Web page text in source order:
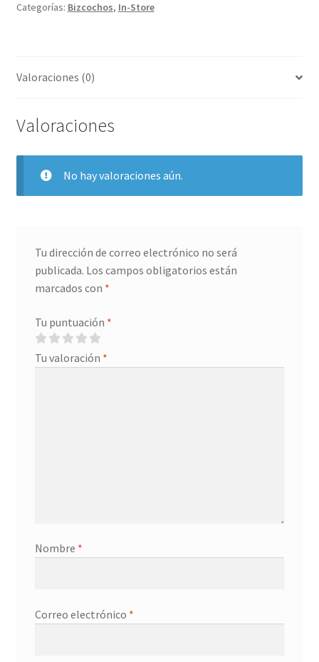
Categorías: Bizcochos, In-Store
Valoraciones (0)
Valoraciones
No hay valoraciones aún.
Tu dirección de correo electrónico no será
publicada. Los campos obligatorios están
marcados con *
Tu puntuación *
Tu valoración *
Nombre *
Correo electrónico *